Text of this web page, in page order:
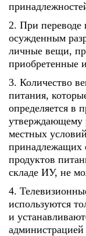
2. При переводе
осужденным
личные вещи,
приобретенные
3. Количество
питания,
определяется в
утверждающему
местных
принадлежащих
продуктов
складе ИУ, не
4.
используются
и